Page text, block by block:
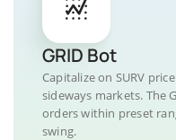
GRID Bot
Capitalize on SURV
sideways markets. The
orders within preset
swing.